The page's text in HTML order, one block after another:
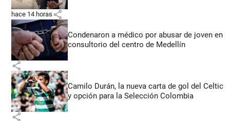
hace 14 horas share
Condenaron a médico por abusar de joven en
consultorio del centro de Medellín
share
Camilo Durán, la nueva carta de gol del Celtic
y opción para la Selección Colombia
share